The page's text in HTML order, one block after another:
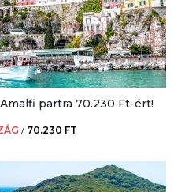
partra 70.230 Ft-ért!
/ 70.230 FT